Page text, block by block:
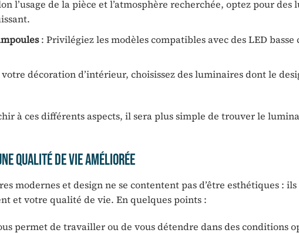
l’usage de la pièce et l’atmosphère recherchée, optez pour
: Privilégiez les modèles compatibles avec des LED
décoration d’intérieur, choisissez des luminaires dont le
à ces différents aspects, il sera plus simple de trouver le
Qualité de Vie Améliorée
modernes et design ne se contentent pas d’être esthétiques :
et votre qualité de vie. En quelques points :
permet de travailler ou de vous détendre dans des conditions